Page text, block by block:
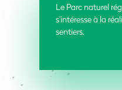
Le Parc naturel
s’intéresse à la
sentiers.